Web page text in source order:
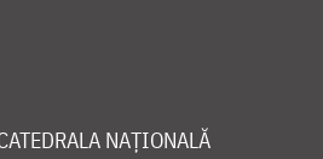
NAȚIONALĂ